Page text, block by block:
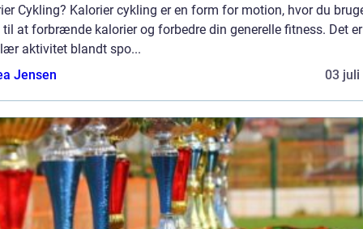
Cykling? Kalorier cykling er en form for motion, hvor du
til at forbrænde kalorier og forbedre din generelle fitness. Det
aktivitet blandt spo...
Jensen
03 juli